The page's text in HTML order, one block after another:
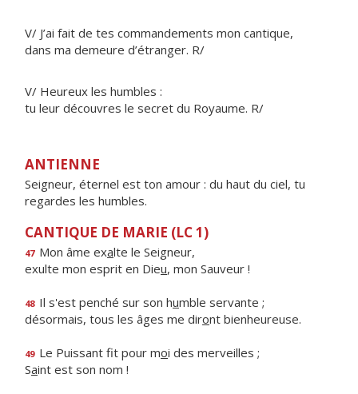
V/ J’ai fait de tes commandements mon cantique,
dans ma demeure d’étranger. R/
V/ Heureux les humbles :
tu leur découvres le secret du Royaume. R/
ANTIENNE
Seigneur, éternel est ton amour : du haut du ciel, tu
regardes les humbles.
CANTIQUE DE MARIE (LC 1)
47 Mon âme exalte le Seigneur,
exulte mon esprit en Dieu, mon Sauveur !
48 Il s'est penché sur son humble servante ;
désormais, tous les âges me diront bienheureuse.
49 Le Puissant fit pour moi des merveilles ;
Saint est son nom !